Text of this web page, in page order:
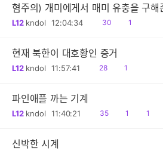
혐주의) 개미에게서 매미 유충을 구해
L12 kndol 12:04:34
읽
30
공1
현재 북한이 대호황인 증거
L12 kndol 11:57:41
읽
28
공1
파인애플 까는 기계
L12 kndol 11:40:21
읽
35
공1
댓1
신박한 시계